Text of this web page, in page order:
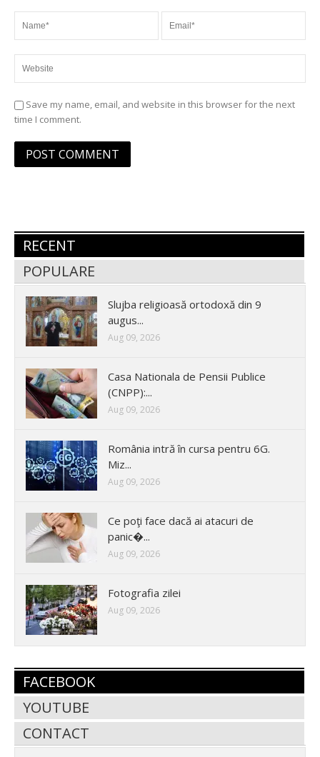
Save my name, email, and website in this browser for the next
time I comment.
RECENT
POPULARE
Slujba religioasă ortodoxă din 9
augus...
Aug 09, 2026
Casa Nationala de Pensii Publice
(CNPP):...
Aug 09, 2026
România intră în cursa pentru 6G.
Miz...
Aug 09, 2026
Ce poţi face dacă ai atacuri de
panic�...
Aug 09, 2026
Fotografia zilei
Aug 09, 2026
FACEBOOK
YOUTUBE
CONTACT